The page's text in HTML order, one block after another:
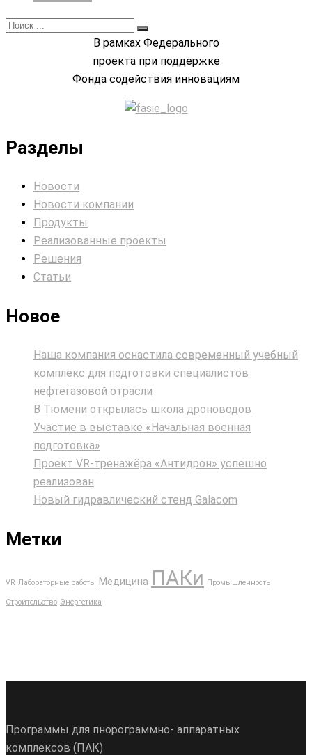
В рамках Федерального
проекта при поддержке
Фонда содействия инновациям
Разделы
Новости
Новости компании
Продукты
Реализованные проекты
Решения
Статьи
Новое
Наша компания оснастила современный учебный
комплекс для подготовки специалистов
нефтегазовой отрасли
В Тюмени открылась школа дроноводов
Участие в выставке «Начальная военная
подготовка»
Проект VR‑тренажёра «Антидрон» успешно
реализован
Новый гидравлический стенд Galacom
Метки
VR Лабораторные работы Медицина ПАКи Промышленность
Строительство Энергетика
Программы для пнорограммно- аппаратных
комплексов (ПАК)